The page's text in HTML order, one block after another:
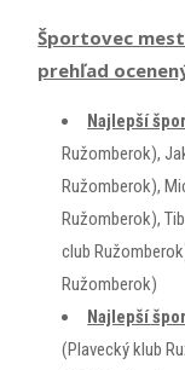
Športovec
prehľad
Najlepší
Ružomberok),
Ružomberok),
Ružomberok),
club
Ružomberok)
Najlepší
(Plavecký klub